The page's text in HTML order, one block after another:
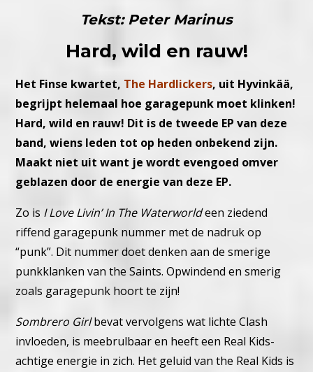
Tekst: Peter Marinus
Hard, wild en rauw!
Het Finse kwartet, The Hardlickers, uit Hyvinkää,
begrijpt helemaal hoe garagepunk moet klinken!
Hard, wild en rauw! Dit is de tweede EP van deze
band, wiens leden tot op heden onbekend zijn.
Maakt niet uit want je wordt evengoed omver
geblazen door de energie van deze EP.
Zo is I Love Livin’ In The Waterworldeen ziedend
riffend garagepunk nummer met de nadruk op
“punk”. Dit nummer doet denken aan de smerige
punkklanken van the Saints. Opwindend en smerig
zoals garagepunk hoort te zijn!
Sombrero Girlbevat vervolgens wat lichte Clash
invloeden, is meebrulbaar en heeft een Real Kids-
achtige energie in zich. Het geluid van the Real Kids is